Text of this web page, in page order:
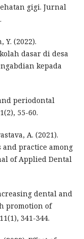
gigi. Jurnal
Y. (2022).
dasar di desa
kepada
periodontal
55-60.
A. (2021).
practice among
of Applied Dental
dental and
promotion of
341-344.